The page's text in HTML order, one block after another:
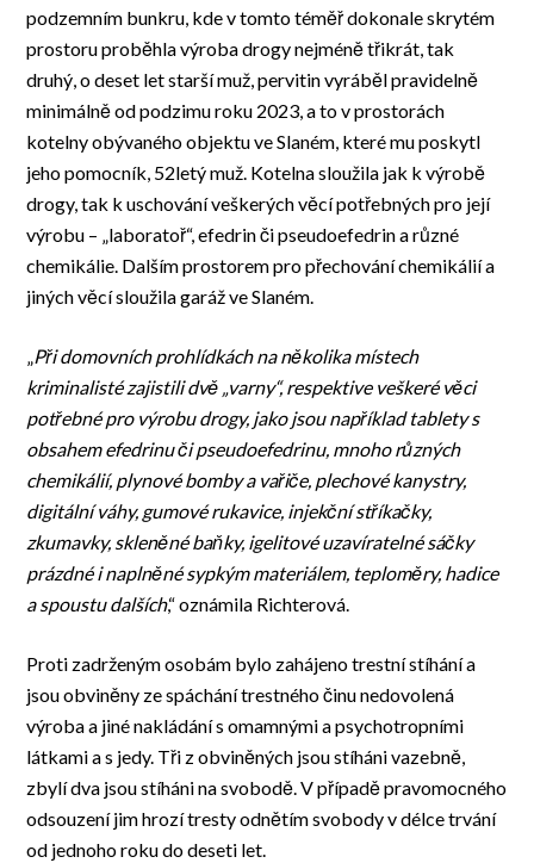
podzemním bunkru, kde v tomto téměř dokonale skrytém
prostoru proběhla výroba drogy nejméně třikrát, tak
druhý, o deset let starší muž, pervitin vyráběl pravidelně
minimálně od podzimu roku 2023, a to v prostorách
kotelny obývaného objektu ve Slaném, které mu poskytl
jeho pomocník, 52letý muž. Kotelna sloužila jak k výrobě
drogy, tak k uschování veškerých věcí potřebných pro její
výrobu – „laboratoř“, efedrin či pseudoefedrin a různé
chemikálie. Dalším prostorem pro přechování chemikálií a
jiných věcí sloužila garáž ve Slaném.
„Při domovních prohlídkách na několika místech
kriminalisté zajistili dvě „varny“, respektive veškeré věci
potřebné pro výrobu drogy, jako jsou například tablety s
obsahem efedrinu či pseudoefedrinu, mnoho různých
chemikálií, plynové bomby a vařiče, plechové kanystry,
digitální váhy, gumové rukavice, injekční stříkačky,
zkumavky, skleněné baňky, igelitové uzavíratelné sáčky
prázdné i naplněné sypkým materiálem, teploměry, hadice
a spoustu dalších,“ oznámila Richterová.
Proti zadrženým osobám bylo zahájeno trestní stíhání a
jsou obviněny ze spáchání trestného činu nedovolená
výroba a jiné nakládání s omamnými a psychotropními
látkami a s jedy. Tři z obviněných jsou stíháni vazebně,
zbylí dva jsou stíháni na svobodě. V případě pravomocného
odsouzení jim hrozí tresty odnětím svobody v délce trvání
od jednoho roku do deseti let.